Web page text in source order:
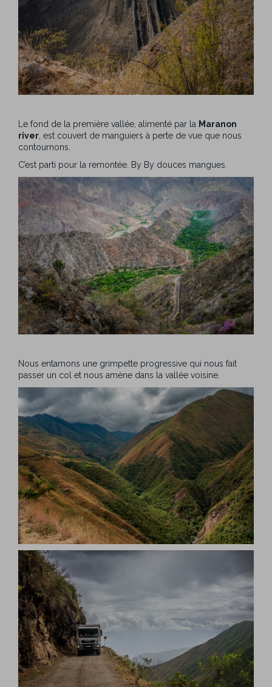
Le fond de la première vallée, alimenté par la Maranon
river , est couvert de manguiers à perte de vue que nous
contournons.
C’est parti pour la remontée. By By douces mangues.
Nous entamons une grimpette progressive qui nous fait
passer un col et nous amène dans la vallée voisine.